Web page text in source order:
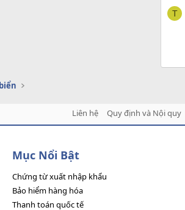
T
Liên hệ Quy định và Nội quy
Mục Nổi Bật
Chứng từ xuất nhập khẩu
Bảo hiểm hàng hóa
Thanh toán quốc tế